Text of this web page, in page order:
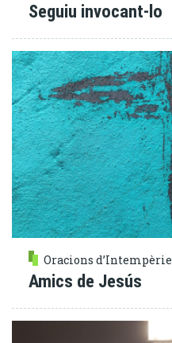
Seguiu invocant-lo
Oracions d’Intempèrie
Amics de Jesús